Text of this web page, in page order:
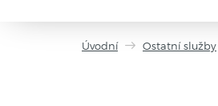
Úvodní Ostatní služby